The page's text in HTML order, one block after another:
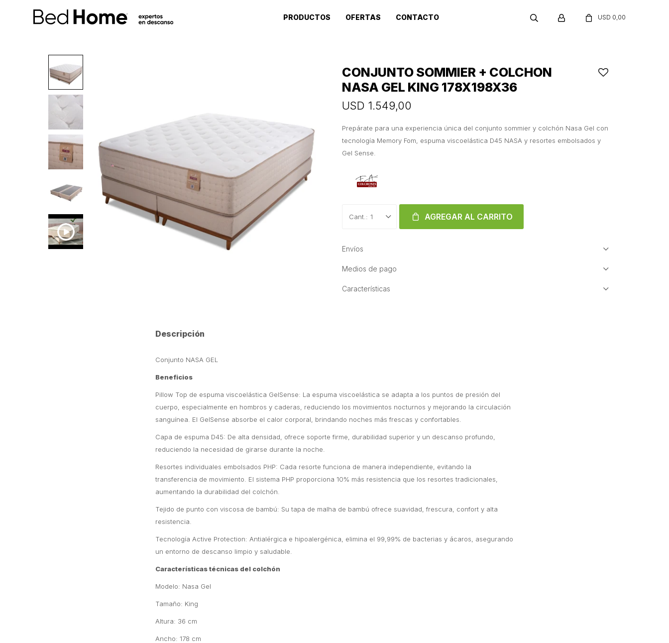
PRODUCTOS OFERTAS CONTACTO USD 0,00
CONJUNTO SOMMIER + COLCHON
NASA GEL KING 178X198X36
USD 1.549,00
Prepárate para una experiencia única del conjunto sommier y colchón Nasa Gel con
tecnología Memory Fom, espuma viscoelástica D45 NASA y resortes embolsados y
Gel Sense.
1 AGREGAR AL CARRITO
Envíos
Medios de pago
Características
Descripción
Conjunto NASA GEL
Beneficios
Pillow Top de espuma viscoelástica GelSense: La espuma viscoelástica se adapta a los puntos de presión del
cuerpo, especialmente en hombros y caderas, reduciendo los movimientos nocturnos y mejorando la circulación
sanguínea. El GelSense absorbe el calor corporal, brindando noches más frescas y confortables.
Capa de espuma D45: De alta densidad, ofrece soporte firme, durabilidad superior y un descanso profundo,
reduciendo la necesidad de girarse durante la noche.
Resortes individuales embolsados PHP: Cada resorte funciona de manera independiente, evitando la
transferencia de movimiento. El sistema PHP proporciona 10% más resistencia que los resortes tradicionales,
aumentando la durabilidad del colchón.
Tejido de punto con viscosa de bambú: Su tapa de malha de bambú ofrece suavidad, frescura, confort y alta
resistencia.
Tecnología Active Protection: Antialérgica e hipoalergénica, elimina el 99,99% de bacterias y ácaros, asegurando
un entorno de descanso limpio y saludable.
Características técnicas del colchón
Modelo: Nasa Gel
Tamaño: King
Altura: 36 cm
Ancho: 178 cm